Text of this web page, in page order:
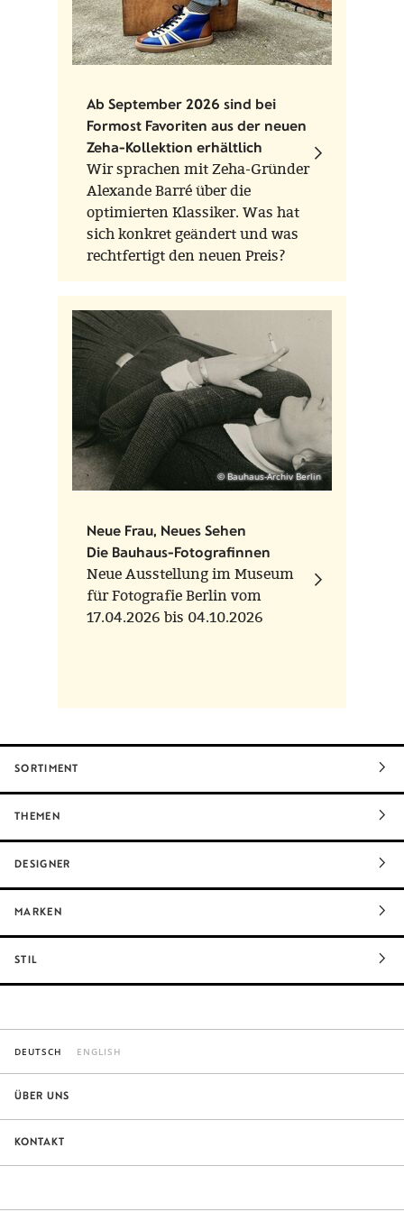
Ab September 2026 sind bei
Formost Favoriten aus der neuen
Zeha-Kollektion erhältlich
Wir sprachen mit Zeha-Gründer
Alexande Barré über die
optimierten Klassiker. Was hat
sich konkret geändert und was
rechtfertigt den neuen Preis?
© Bauhaus-Archiv Berlin
Neue Frau, Neues Sehen
Die Bauhaus-Fotografinnen
Neue Ausstellung im Museum
für Fotografie Berlin vom
17.04.2026 bis 04.10.2026
SORTIMENT
THEMEN
DESIGNER
MARKEN
STIL
DEUTSCH ENGLISH
ÜBER UNS
KONTAKT